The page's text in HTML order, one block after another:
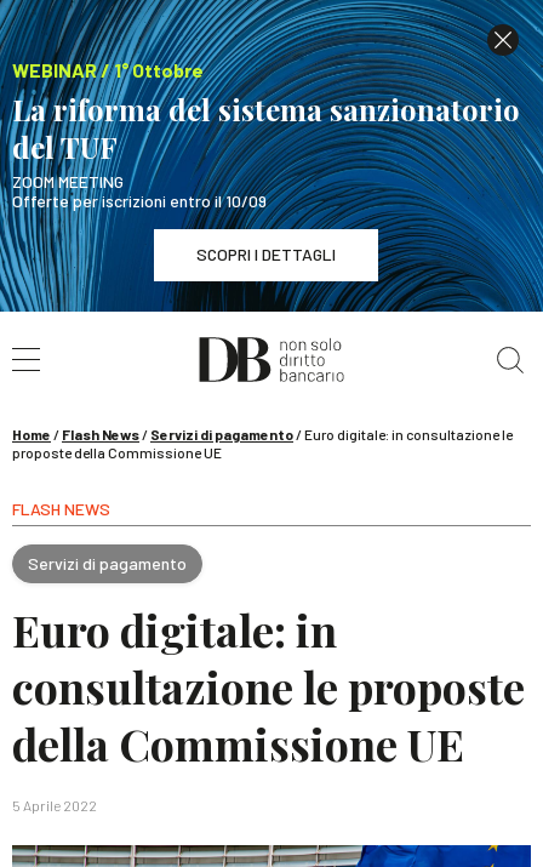
WEBINAR / 1° Ottobre
La riforma del sistema sanzionatorio
del TUF
ZOOM MEETING
Offerte per iscrizioni entro il 10/09
SCOPRI I DETTAGLI
WEBINAR / 1° Ottobre
La riforma del sistema sanzionatorio del TUF
Home / Flash News/ Servizi di pagamento/Euro digitale: in consultazione le
proposte della Commissione UE
FLASH NEWS
Servizi di pagamento
Euro digitale: in
consultazione le proposte
della Commissione UE
5 Aprile 2022